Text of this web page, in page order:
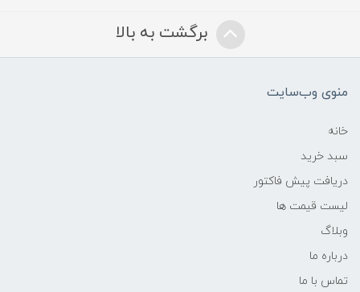
برگشت به بالا
منوی وب‌سایت
خانه
سبد خرید
دریافت پیش فاکتور
لیست قیمت ها
وبلاگ
درباره ما
تماس با ما